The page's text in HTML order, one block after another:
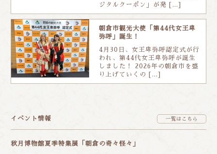
ジタルクーポン」が発 […]
朝倉市観光大使「第44代女王卑
弥呼」誕生！
4月30日、女王卑弥呼認定式が行
われ、第44代女王卑弥呼が誕生
しました！ 2026年の朝倉市を盛
り上げていくの […]
イベント情報 一覧はこちら
秋月博物館夏季特集展「朝倉の奇々怪々」